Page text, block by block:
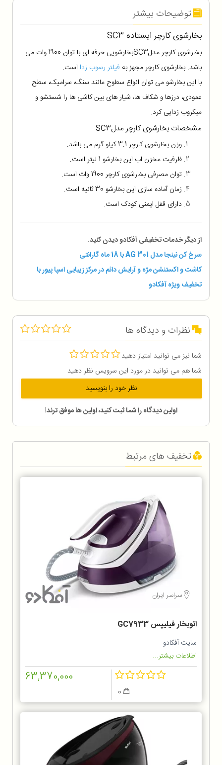
توضیحات بیشتر
بخارشوی کارچر ایستاده SC3
بخارشوی کارچر مدلSC3
بخارشویی حرفه ای با توان 1900 وات می
باشد. بخارشوی کارچر مجهز به فیلتر رسوب زدا است.
با این بخارشو می توان انواع سطوح مانند سنگ، سرامیک، سطح
عمودی، درزها و شکاف ها، شیار های بین کاشی ها را شستشو و
میکروب زدایی کرد.
مشخصات بخارشوی کارچر مدلSC3
وزن بخارشوی کارچر 3.1 کیلو گرم می باشد.
ظرفیت مخزن اب این بخارشو 1 لیتر است.
توان مصرفی بخارشوی کارچر 1900 وات است.
زمان آماده سازی این بخارشو 30 ث
انیه است.
دارای قفل ایمنی کودک است.
از دیگر خدمات تخفیفی آفکادو دیدن کنید.
سرخ کن نینجا مدل AG 301 با 18 ماه گارانتی
کاشت و اکستنشن مژه و آرایش دائم در مرکز زیبایی اسپا پیور با
تخفیف ویژه آفکادو
نظرات و دیدگاه ها
شما نیز می توانید امتیاز دهید
شما هم می توانید در مورد این سرویس نظر دهید
نظر خود را بنویسید
اولین دیدگاه را شما ثبت کنید، اولین ها موفق ترند!
تخفیف های مرتبط
سراسر ایران
اتوبخار فیلیپس GC7933
سایت آفکادو
اطلاعات بیشتر...
63,370,000